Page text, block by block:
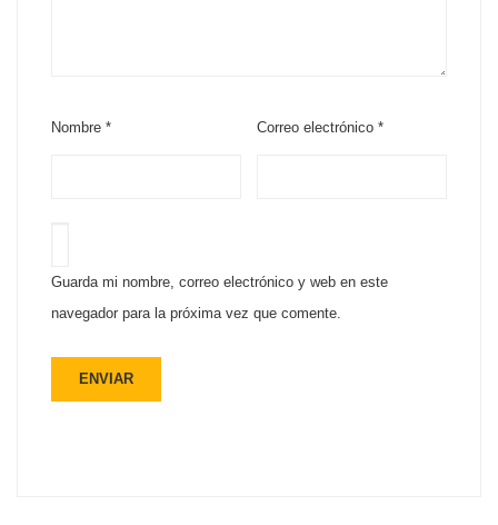
Nombre * Correo electrónico*
Guarda mi nombre, correo electrónico y web en este
navegador para la próxima vez que comente.